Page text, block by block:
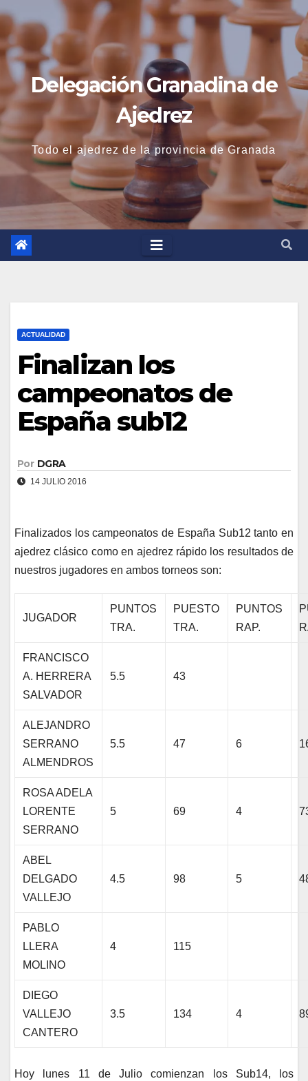
Saltar
contenido
Delegación Granadina de
Ajedrez
Todo el ajedrez de la provincia de Granada
ACTUALIDAD
Finalizan los
campeonatos de
España sub12
Por DGRA
14 JULIO 2016
Finalizados los campeonatos de España Sub12 tanto en
ajedrez clásico como en ajedrez rápido los resultados de
nuestros jugadores en ambos torneos son:
JUGADOR
PUNTOS
TRA.
PUESTO
TRA.
PUNTOS
RAP.
FRANCISCO
A. HERRERA
SALVADOR
5.5 43
ALEJANDRO
SERRANO
ALMENDROS
5.5 47 6
ROSA ADELA
LORENTE
SERRANO
5 69 4
ABEL
DELGADO
VALLEJO
4.5 98 5
PABLO
LLERA
MOLINO
4 115
DIEGO
VALLEJO
CANTERO
3.5 134 4
Hoy lunes 11 de Julio comienzan los Sub14, los